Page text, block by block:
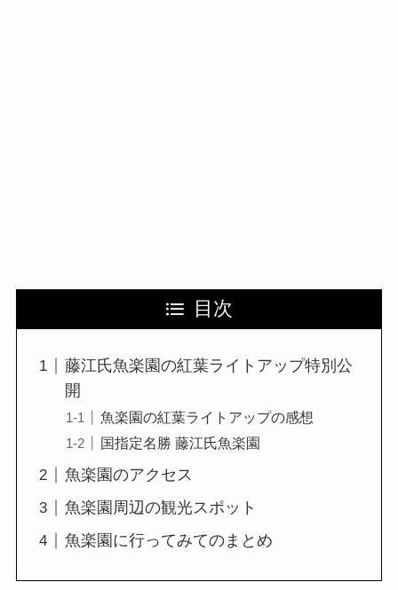
目次
藤江氏魚楽園の紅葉ライトアップ特別公
開
魚楽園の紅葉ライトアップの感想
国指定名勝 藤江氏魚楽園
魚楽園のアクセス
魚楽園周辺の観光スポット
魚楽園に行ってみてのまとめ